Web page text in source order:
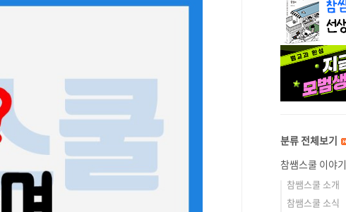
분류 전체보기
참쌤스쿨 이야기
참쌤스쿨 소개
참쌤스쿨 소식